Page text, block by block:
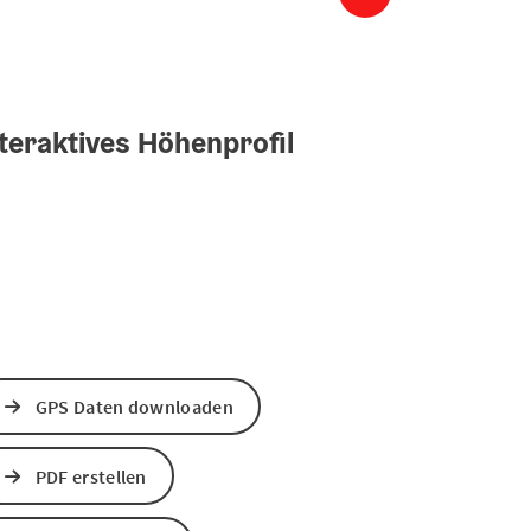
Höhenprofil
GPS Daten downloaden
PDF erstellen